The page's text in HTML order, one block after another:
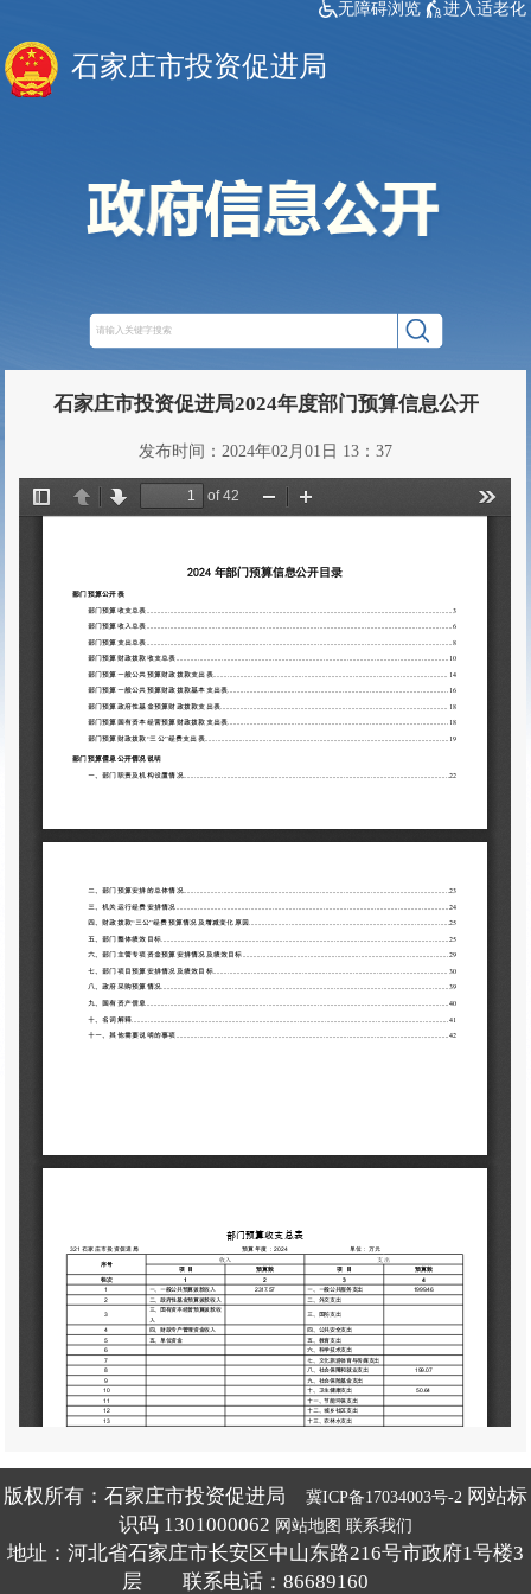
无障碍浏览 进入适老化
石家庄市投资促进局
石家庄市投资促进局2024年度部门预算信息公开
发布时间：2024年02月01日 13：37
版权所有：石家庄市投资促进局 冀ICP备17034003号-2 网站标
识码 1301000062 网站地图 联系我们
地址：河北省石家庄市长安区中山东路216号市政府1号楼3
层 联系电话：86689160